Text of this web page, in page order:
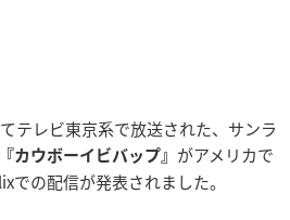
テレビ東京系で放送された、サンラ
『カウボーイビバップ』 がアメリカで
での配信が発表されました。